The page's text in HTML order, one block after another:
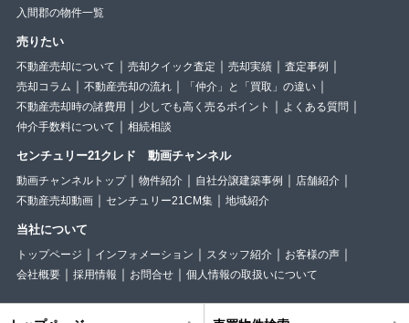
入間郡の物件一覧
売りたい
不動産売却について 売却クイック査定 売却実績
査定事例
売却コラム
不動産売却の流れ
「仲介」と「買取」の違い
不動産売却時の諸費用
少しでも高く売るポイント
よくある質問
仲介手数料について
相続相談
センチュリー21クレド 動画チャンネル
動画チャンネルトップ 物件紹介 自社分譲建築事例
店舗紹介
不動産売却動画
センチュリー21CM集 地域紹介
当社について
トップページ インフォメーション スタッフ紹介
お客様の声
会社概要
採用情報 お問合せ 個人情報の取扱いについて